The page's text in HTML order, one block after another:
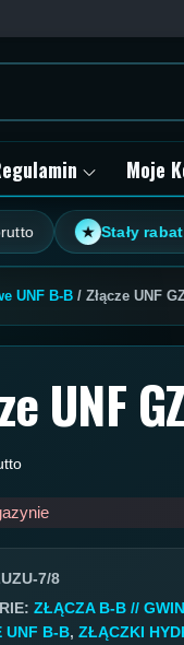
Moje
★ Stały rabat
UNF B-B / Złącze UNF
UNF
7/8
ZŁĄCZA B-B //
UNF B-B, ZŁĄCZKI